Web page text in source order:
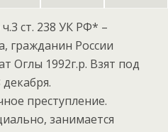
ст. 238 УК РФ* –
гражданин России
Оглы 1992г.р. Взят под
преступление.
занимается